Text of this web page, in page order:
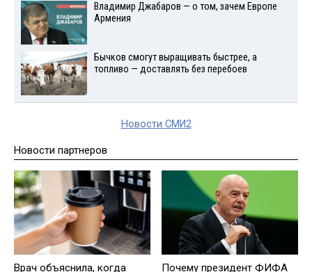
Владимир Джабаров — о том, зачем Европе
Армения
Бычков смогут выращивать быстрее, а
топливо — доставлять без перебоев
Новости СМИ2
Новости партнеров
Врач объяснила, когда Почему президент ФИФА